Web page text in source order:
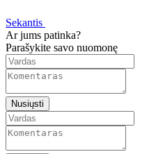
Sekantis
Ar jums patinka?
Parašykite savo nuomonę
Nusiųsti